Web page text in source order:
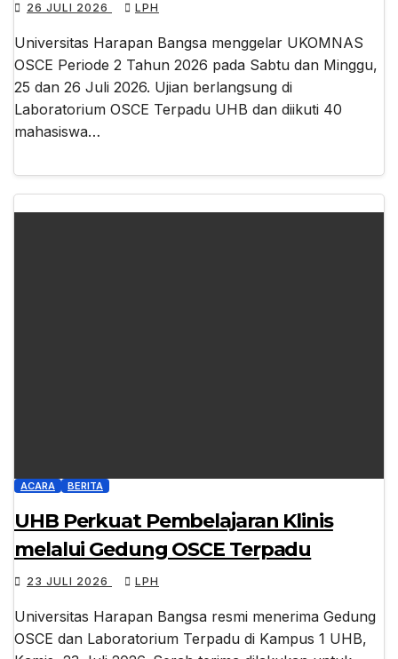
26 JULI 2026 LPH
Universitas Harapan Bangsa menggelar UKOMNAS
OSCE Periode 2 Tahun 2026 pada Sabtu dan Minggu,
25 dan 26 Juli 2026. Ujian berlangsung di
Laboratorium OSCE Terpadu UHB dan diikuti 40
mahasiswa…
ACARA BERITA
UHB Perkuat Pembelajaran Klinis
melalui Gedung OSCE Terpadu
23 JULI 2026 LPH
Universitas Harapan Bangsa resmi menerima Gedung
OSCE dan Laboratorium Terpadu di Kampus 1 UHB,